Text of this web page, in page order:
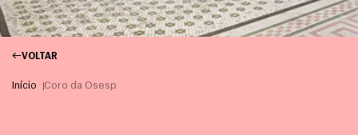
VOLTAR
Início Coro da Osesp